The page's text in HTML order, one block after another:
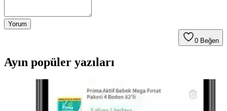
Yorum
0 Beğen
Ayın popüler yazıları